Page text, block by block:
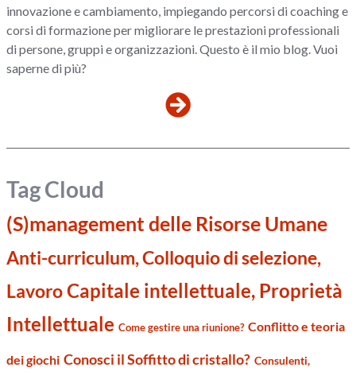
innovazione e cambiamento, impiegando percorsi di coaching e
corsi di formazione per migliorare le prestazioni professionali
di persone, gruppi e organizzazioni. Questo è il mio blog. Vuoi
saperne di più?
Tag Cloud
(S)management delle Risorse Umane
Anti-curriculum, Colloquio di selezione,
LavoroCapitale intellettuale, Proprietà
Intellettuale Come gestire una riunione? Conflitto e teoria
dei giochi Conosci il Soffitto di cristallo? Consulenti,